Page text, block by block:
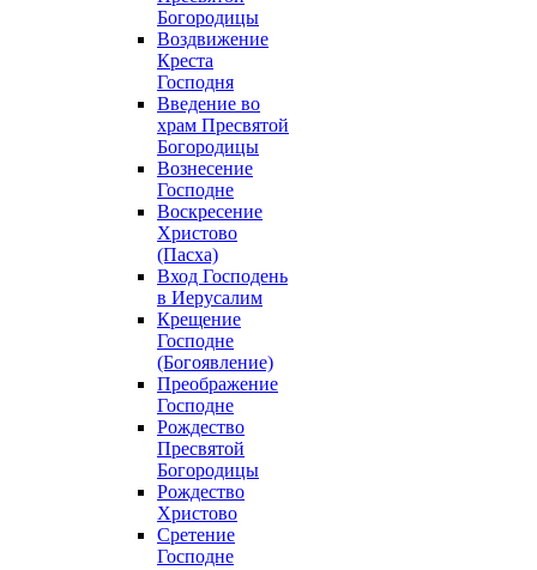
Богородицы
Воздвижение
Креста
Господня
Введение во
храм Пресвятой
Богородицы
Вознесение
Господне
Воскресение
Христово
(Пасха)
Вход Господень
в Иерусалим
Крещение
Господне
(Богоявление)
Преображение
Господне
Рождество
Пресвятой
Богородицы
Рождество
Христово
Сретение
Господне